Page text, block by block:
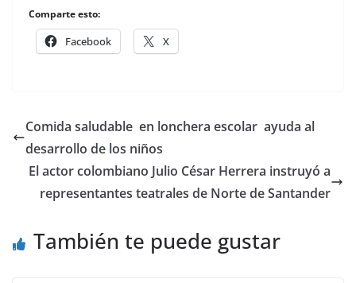
Comparte esto:
Facebook X
Comida saludable en lonchera escolar ayuda al
desarrollo de los niños
El actor colombiano Julio César Herrera instruyó a
representantes teatrales de Norte de Santander
También te puede gustar